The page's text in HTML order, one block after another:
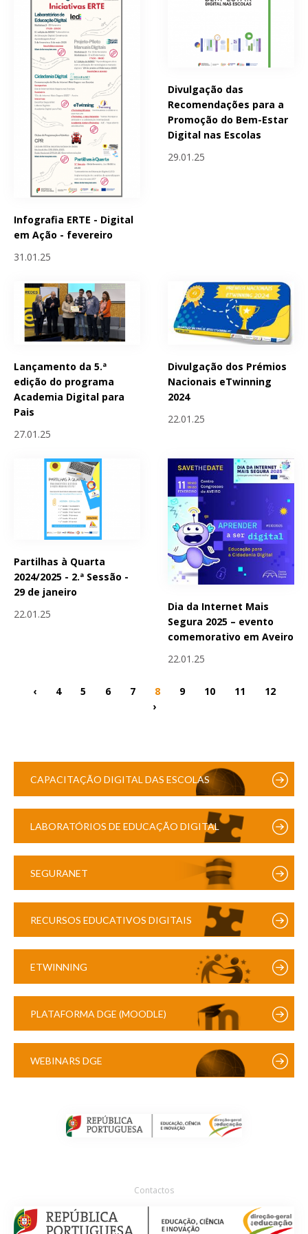
Infografia ERTE - Digital
em Ação - fevereiro
31.01.25
Divulgação das
Recomendações para a
Promoção do Bem-Estar
Digital nas Escolas
29.01.25
Lançamento da 5.ª
edição do programa
Academia Digital para
Pais
27.01.25
Divulgação dos Prémios
Nacionais eTwinning
2024
22.01.25
Partilhas à Quarta
2024/2025 - 2.ª Sessão -
29 de janeiro
22.01.25
Dia da Internet Mais
Segura 2025 – evento
comemorativo em Aveiro
22.01.25
‹ 4 5 6 7 8 9 10 11
12
›
CAPACITAÇÃO DIGITAL DAS ESCOLAS
LABORATÓRIOS DE EDUCAÇÃO DIGITAL
SEGURANET
RECURSOS EDUCATIVOS DIGITAIS
ETWINNING
PLATAFORMA DGE (MOODLE)
WEBINARS DGE
Contactos